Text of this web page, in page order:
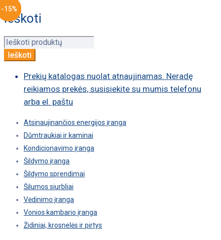
Ieškoti
Prekių katalogas nuolat atnaujinamas. Neradę
reikiamos prekės, susisiekite su mumis telefonu
arba el. paštu
Atsinaujinančios energijos įranga
Dūmtraukiai ir kaminai
Kondicionavimo įranga
Šildymo įranga
Šildymo sprendimai
Šilumos siurbliai
Vėdinimo įranga
Vonios kambario įranga
Židiniai, krosnelės ir pirtys
-15%
-22%
-22%
-22%
-22%
-22%
-22%
-22%
-22%
-22%
-22%
-22%
-22%
-22%
-22%
-22%
-22%
-22%
-22%
-20%
-10%
-20%
-20%
-20%
-20%
-20%
-20%
-20%
-20%
-20%
-20%
-20%
-20%
-20%
-20%
-20%
-20%
-20%
-20%
-5%
-15%